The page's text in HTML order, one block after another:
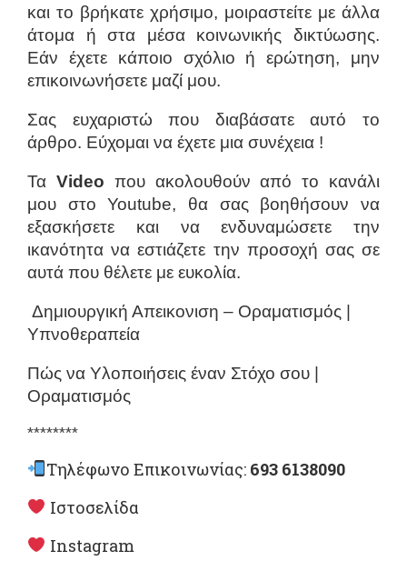
και το βρήκατε χρήσιμο, μοιραστείτε με άλλα
άτομα ή στα μέσα κοινωνικής δικτύωσης.
Εάν έχετε κάποιο σχόλιο ή ερώτηση, μην
επικοινωνήσετε μαζί μου.
Σας ευχαριστώ που διαβάσατε αυτό το
άρθρο. Εύχομαι να έχετε μια συνέχεια !
Τα Video που ακολουθούν από το κανάλι
μου στο Youtube, θα σας βοηθήσουν να
εξασκήσετε και να ενδυναμώσετε την
ικανότητα να εστιάζετε την προσοχή σας σε
αυτά που θέλετε με ευκολία.
Δημιουργική Απεικονιση – Οραματισμός |
Υπνοθεραπεία
Πώς να Υλοποιήσεις έναν Στόχο σου |
Οραματισμός
********
Τηλέφωνο Επικοινωνίας: 693 6138090
Ιστοσελίδα
Instagram